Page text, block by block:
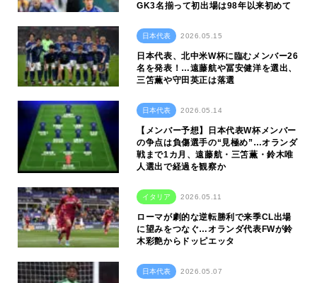
GK3名揃って初出場は98年以来初めて
日本代表 2026.05.15
日本代表、北中米W杯に臨むメンバー26
名を発表！…遠藤航や冨安健洋を選出、
三笘薫や守田英正は落選
日本代表 2026.05.14
【メンバー予想】日本代表W杯メンバー
の争点は負傷選手の“見極め”…オランダ
戦まで1カ月、遠藤航・三笘薫・鈴木唯
人選出で経過を観察か
イタリア 2026.05.11
ローマが劇的な逆転勝利で来季CL出場
に望みをつなぐ…オランダ代表FWが鈴
木彩艶からドッピエッタ
日本代表 2026.05.07